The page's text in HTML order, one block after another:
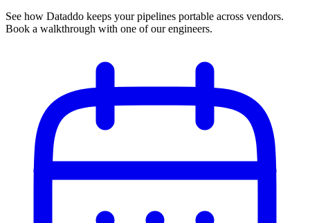
See how Dataddo keeps your pipelines portable across vendors.
Book a walkthrough with one of our engineers.